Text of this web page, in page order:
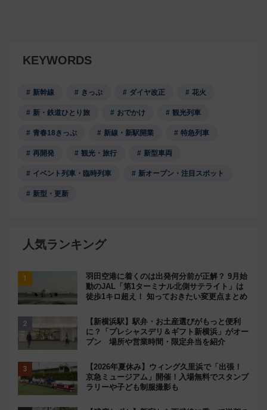
KEYWORDS
新幹線 きっぷ ダイヤ改正 花火
新・鉄道ひとり旅 おでかけ 観光列車
青春18きっぷ 新線・新駅開業 特急列車
再開発 観光・旅行 新型車両
イベント列車・臨時列車 新オープン・注目スポット
新型・更新
人気ランキング
羽田空港に着くのは出発何分前が正解？ 9月始
動のJAL「第1ターミナル北側サテライト」は
徒歩1キロ超え！ 知っておきたい変更点まとめ
【新横浜駅】駅弁・お土産選びがもっと便利
に？「プレシャスデリ＆ギフト新横浜」がオー
プン 場所や営業時間・限定弁当を紹介
【2026年夏休み】ウィング久里浜で「出張！
京急ミュージアム」開催！入場無料でスタンプ
ラリーや子ども制服撮影も